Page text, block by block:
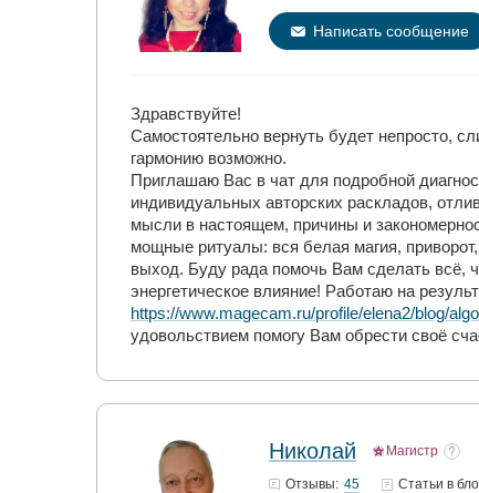
Написать сообщение
Здравствуйте!
Самостоятельно вернуть будет непросто,
гармонию возможно.
Приглашаю Вас в чат для подробной
индивидуальных авторских раскладов,
мысли в настоящем, причины и
мощные ритуалы: вся белая магия,
выход. Буду рада помочь Вам сделать всё,
энергетическое влияние! Работаю на
https://www.magecam.ru/profile/elena2/blog/
удовольствием помогу Вам обрести своё
Николай Магистр
Отзывы: 45 Статьи в